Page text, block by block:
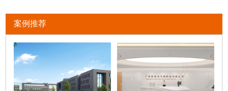
案例推荐